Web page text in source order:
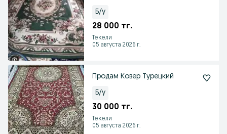
Б/у
28 000 тг.
Текели
05 августа 2026 г.
Продам Ковер Турецкий
Б/у
30 000 тг.
Текели
05 августа 2026 г.